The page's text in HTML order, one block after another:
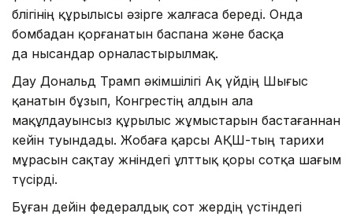
бөлігінің құрылысы әзірге жалғаса береді. Онда
бомбадан қорғанатын баспана және басқа
да нысандар орналастырылмақ.
Дау Дональд Трамп әкімшілігі Ақ үйдің Шығыс
қанатын бұзып, Конгрестің алдын ала
мақұлдауынсыз құрылыс жұмыстарын бастағаннан
кейін туындады. Жобаға қарсы АҚШ-тың тарихи
мұрасын сақтау жөніндегі ұлттық қоры сотқа шағым
түсірді.
Бұған дейін федералдық сот жердің үстіндегі